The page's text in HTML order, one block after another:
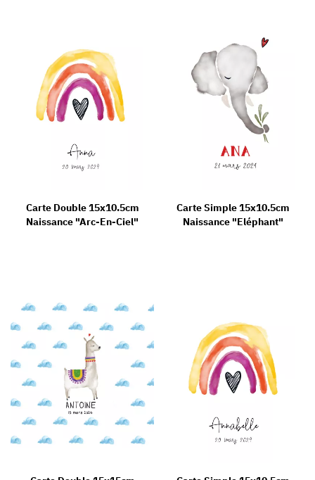
Carte Double 15x10.5cm
Naissance "Arc-En-Ciel"
Carte Simple 15x10.5cm
Naissance "Eléphant"